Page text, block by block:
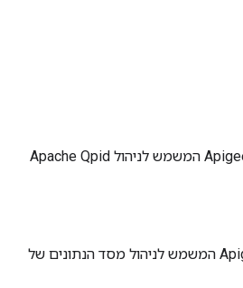
שירות Apigee Postgres – שירות Java של Apigee המשמש לניהול מסד הנתונים של